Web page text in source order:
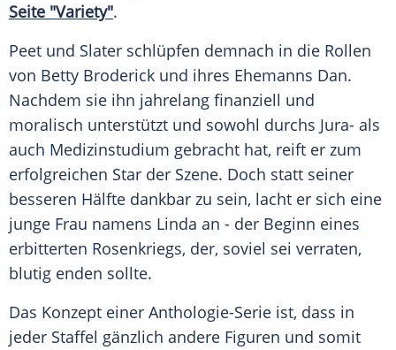
Seite "Variety".
Peet und Slater schlüpfen demnach in die Rollen
von Betty Broderick und ihres Ehemanns Dan.
Nachdem sie ihn jahrelang finanziell und
moralisch unterstützt und sowohl durchs Jura- als
auch Medizinstudium gebracht hat, reift er zum
erfolgreichen Star der Szene. Doch statt seiner
besseren Hälfte dankbar zu sein, lacht er sich eine
junge Frau namens Linda an - der Beginn eines
erbitterten Rosenkriegs, der, soviel sei verraten,
blutig enden sollte.
Das Konzept einer Anthologie-Serie ist, dass in
jeder Staffel gänzlich andere Figuren und somit